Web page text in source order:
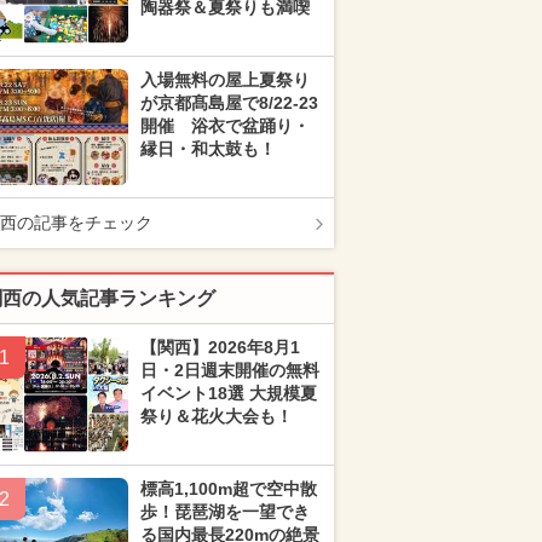
陶器祭＆夏祭りも満喫
入場無料の屋上夏祭り
が京都髙島屋で8/22-23
開催 浴衣で盆踊り・
縁日・和太鼓も！
の記事をチェック
の人気記事ランキング
1
【関西】2026年8月1
日・2日週末開催の無料
イベント18選 大規模夏
祭り＆花火大会も！
2
標高1,100m超で空中散
歩！琵琶湖を一望でき
る国内最長220mの絶景